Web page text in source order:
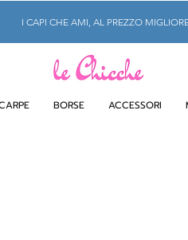
I CAPI CHE AMI, AL PREZZO
BORSE ACCESSORI